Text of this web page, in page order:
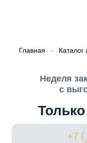
Главная Каталог
Неделя
с